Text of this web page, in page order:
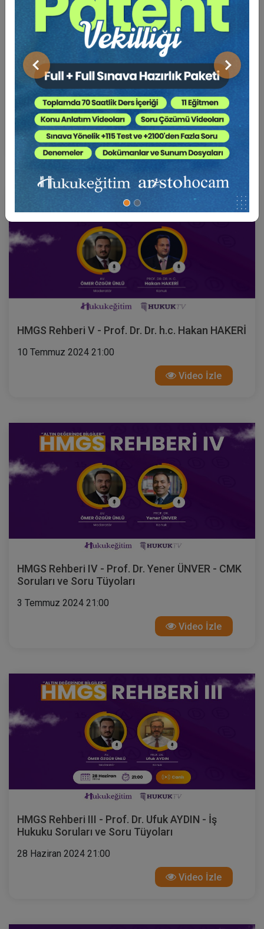
Önceki Sonraki
Başkana Soruyorum: İstanbul Barosu Başkan
Adayı Av. Hakan ÇATAK
4 Ekim 2024 19:30
Video İzle
HMGS Rehberi V - Prof. Dr. Dr. h.c. Hakan HAKERİ
10 Temmuz 2024 21:00
Video İzle
HMGS Rehberi IV - Prof. Dr. Yener ÜNVER - CMK
Soruları ve Soru Tüyoları
3 Temmuz 2024 21:00
Video İzle
HMGS Rehberi III - Prof. Dr. Ufuk AYDIN - İş
Hukuku Soruları ve Soru Tüyoları
28 Haziran 2024 21:00
Video İzle